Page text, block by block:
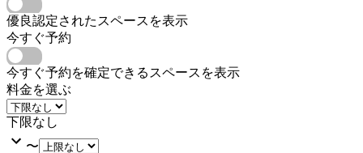
優良認定されたスペースを表示
今すぐ予約
今すぐ予約を確定できるスペースを表示
料金を選ぶ
下限なし
〜